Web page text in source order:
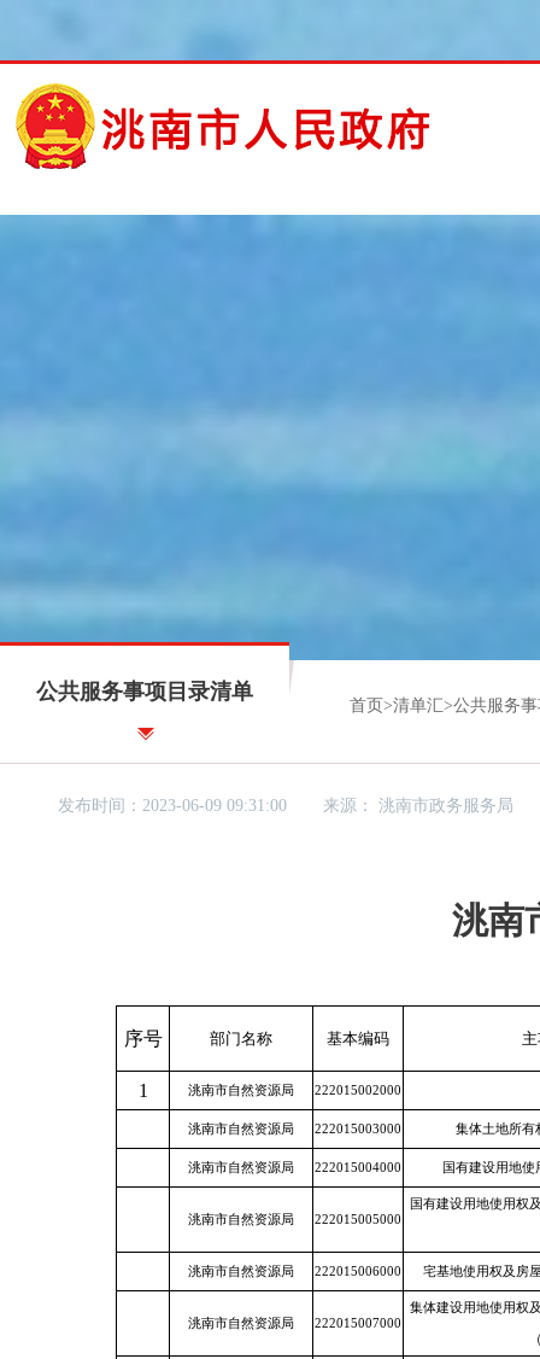
公共服务事项目录清单
首页 >清单汇>公共服务
发布时间：2023-06-09 09:31:00 来源：洮南市政务服务局
洮南
序号 部门名称 基本编码
1 洮南市自然资源局 222015002000
洮南市自然资源局 222015003000 集体土地所有
洮南市自然资源局 222015004000 国有建设用地
洮南市自然资源局 222015005000
国有建设用地使用权
洮南市自然资源局 222015006000 宅基地使用权及房
洮南市自然资源局 222015007000
集体建设用地使用权